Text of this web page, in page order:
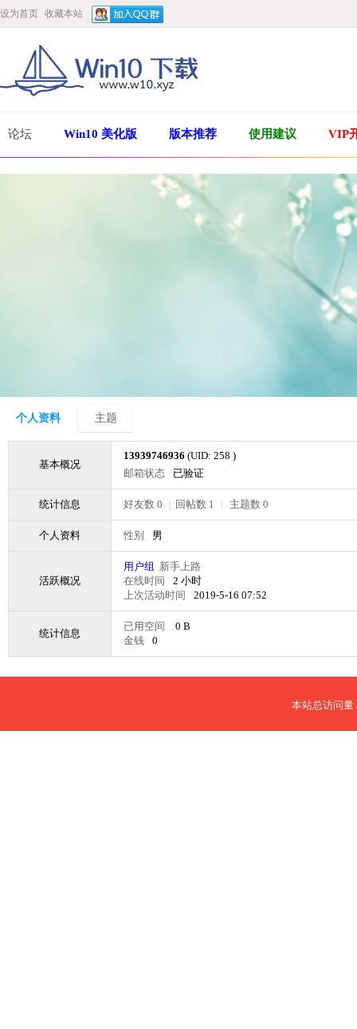
设为首页 收藏本站
论坛 Win10 美化版 版本推荐 使用建议 VIP
个人资料 主题
基本概况
13939746936 (UID: 258 )
邮箱状态
已验证
统计信息 好友数 0 | 回帖数 1 | 主题数 0
个人资料 性别 男
活跃概况
用户组 新手上路
在线时间
2 小时
上次活动时间
2019-5-16 07:52
统计信息
已用空间
0 B
金钱
0
本站总访问量